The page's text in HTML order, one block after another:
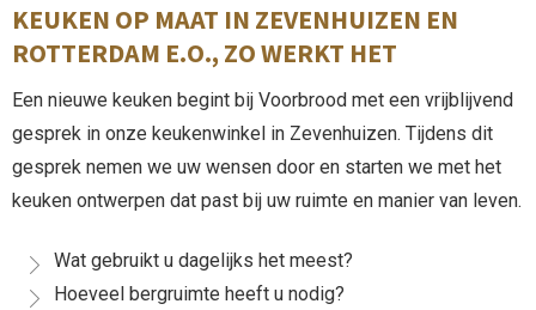
KEUKEN OP MAAT IN ZEVENHUIZEN EN
ROTTERDAM E.O., ZO WERKT HET
Een nieuwe keuken begint bij Voorbrood met een vrijblijvend
gesprek in onze keukenwinkel in Zevenhuizen. Tijdens dit
gesprek nemen we uw wensen door en starten we met het
keuken ontwerpen dat past bij uw ruimte en manier van leven.
Wat gebruikt u dagelijks het meest?
Hoeveel bergruimte heeft u nodig?